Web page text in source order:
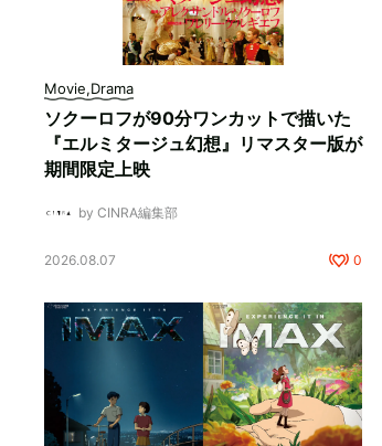
Movie,Drama
ソクーロフが90分ワンカットで描いた
『エルミタージュ幻想』リマスター版が
期間限定上映
by CINRA編集部
2026.08.07 0